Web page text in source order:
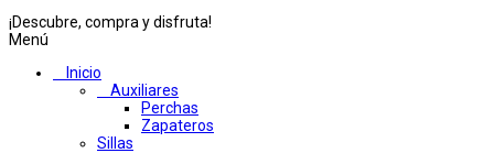
¡Descubre, compra y disfruta!
Menú
Inicio
Auxiliares
Perchas
Zapateros
Sillas